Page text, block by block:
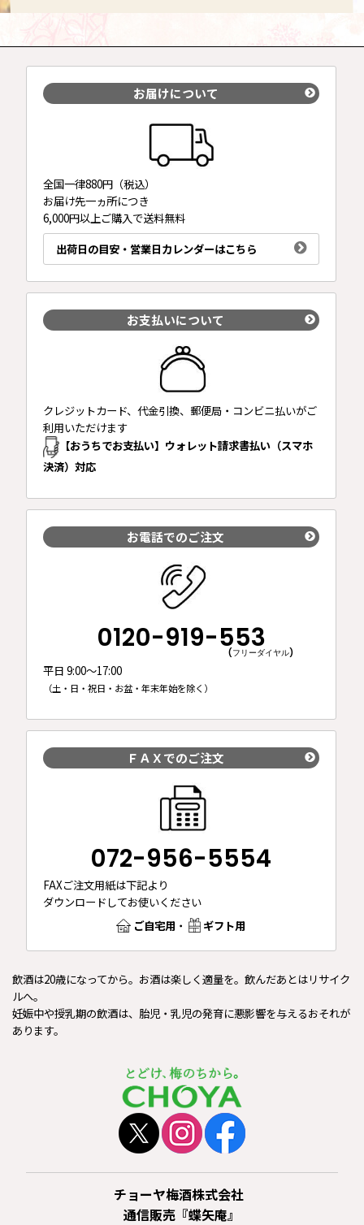
お届けについて
全国一律880円（税込）
お届け先一ヵ所につき
6,000円以上ご購入で送料無料
出荷日の目安・営業日カレンダーはこちら
お支払いについて
クレジットカード、代金引換、郵便局・コンビニ払いがご
利用いただけます
【おうちでお支払い】ウォレット請求書払い（スマホ
決済）対応
お電話でのご注文
0120-919-553
(フリーダイヤル)
平日 9:00～17:00
（土・日・祝日・お盆・年末年始を除く）
ＦＡＸでのご注文
072-956-5554
FAXご注文用紙は下記より
ダウンロードしてお使いください
ご自宅用 ・ ギフト用
飲酒は20歳になってから。お酒は楽しく適量を。飲んだあとはリサイク
ルへ。
妊娠中や授乳期の飲酒は、胎児・乳児の発育に悪影響を与えるおそれが
あります。
チョーヤ梅酒株式会社
通信販売『蝶矢庵』